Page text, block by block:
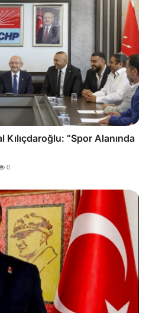
Kılıçdaroğlu: “Spor Alanında
0